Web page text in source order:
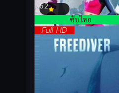
6.2
ซับไทย
Full HD